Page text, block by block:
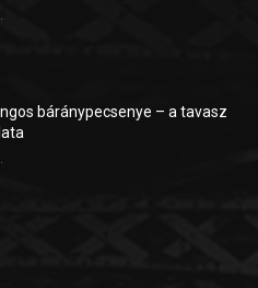
báránypecsenye – a tavasz